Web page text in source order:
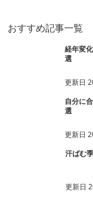
おすすめ記事一覧
経年変
選
更新日
自分に
選
更新日
汗ばむ
更新日